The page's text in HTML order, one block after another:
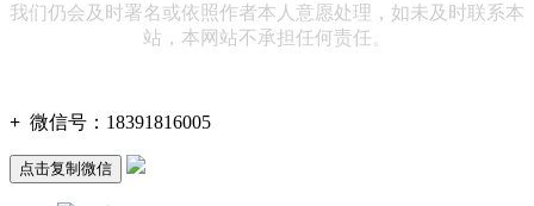
我们仍会及时署名或依照作者本人意愿处理，如未及时联系本
站，本网站不承担任何责任。
+ 微信号： 18391816005
点击复制微信